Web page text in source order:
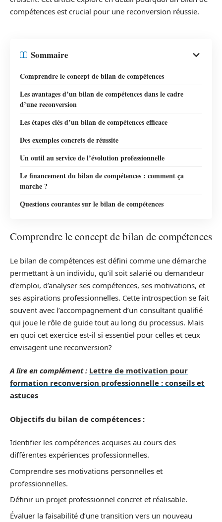
compétences est crucial pour une reconversion réussie.
Sommaire
Comprendre le concept de bilan de compétences
Les avantages d’un bilan de compétences dans le cadre
d’une reconversion
Les étapes clés d’un bilan de compétences efficace
Des exemples concrets de réussite
Un outil au service de l’évolution professionnelle
Le financement du bilan de compétences : comment ça
marche ?
Questions courantes sur le bilan de compétences
Comprendre le concept de bilan de compétences
Le bilan de compétences est défini comme une démarche
permettant à un individu, qu’il soit salarié ou demandeur
d’emploi, d’analyser ses compétences, ses motivations, et
ses aspirations professionnelles. Cette introspection se fait
souvent avec l’accompagnement d’un consultant qualifié
qui joue le rôle de guide tout au long du processus. Mais
en quoi cet exercice est-il si essentiel pour celles et ceux
envisagent une reconversion?
A lire en complément : Lettre de motivation pour
formation reconversion professionnelle : conseils et
astuces
Objectifs du bilan de compétences :
Identifier les compétences acquises au cours des
différentes expériences professionnelles.
Comprendre ses motivations personnelles et
professionnelles.
Définir un projet professionnel concret et réalisable.
Évaluer la faisabilité d’une transition vers un nouveau